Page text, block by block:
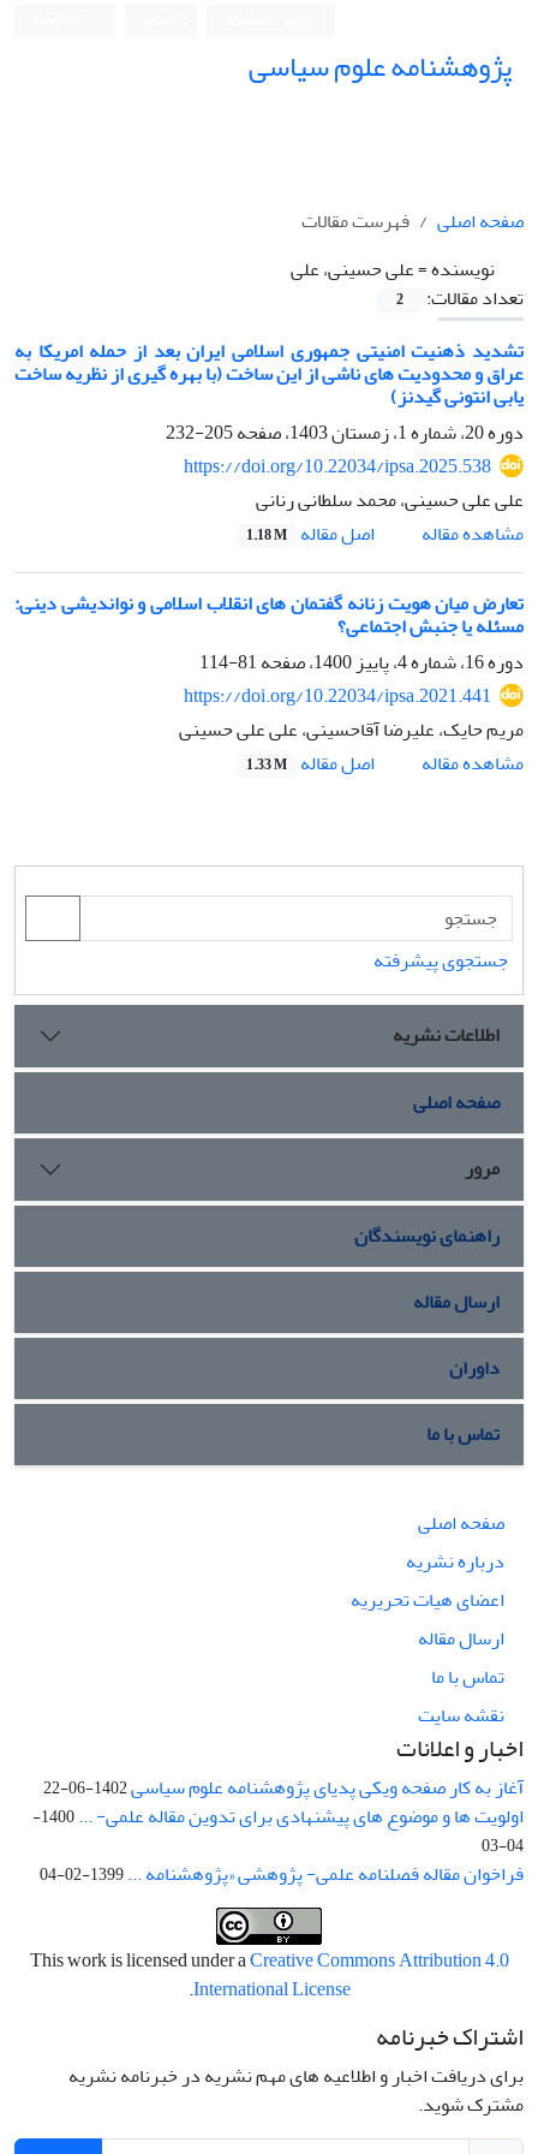
پژوهشنامه علوم سیاسی
صفحه اصلی
فهرست مقالات
نویسنده =علی حسینی، علی
تعداد مقالات:
2
تشدید ذهنیت امنیتی جمهوری اسلامی ایران بعد از حمله امریکا به
عراق و محدودیت های ناشی از این ساخت (با بهره گیری از نظریه ساخت
یابی انتونی گیدنز)
دوره 20، شماره 1، زمستان 1403، صفحه
205-232
https://doi.org/10.22034/ipsa.2025.538
علی علی حسینی، محمد سلطانی رنانی
مشاهده مقاله
اصل مقاله 1.18 M
تعارض میان هویت زنانه گفتمان های انقلاب اسلامی و نواندیشی دینی:
مسئله یا جنبش اجتماعی؟
دوره 16، شماره 4، پاییز 1400، صفحه
81-114
https://doi.org/10.22034/ipsa.2021.441
مریم حایک، علیرضا آقاحسینی، علی علی حسینی
مشاهده مقاله
اصل مقاله 1.33 M
جستجوی پیشرفته
اطلاعات نشریه
صفحه اصلی
مرور
راهنمای نویسندگان
ارسال مقاله
داوران
تماس با ما
صفحه اصلی
درباره نشریه
اعضای هیات تحریریه
ارسال مقاله
تماس با ما
نقشه سایت
اخبار و اعلانات
آغاز به کار صفحه ویکی پدیای پژوهشنامه علوم سیاسی1402-06-22
اولویت ها و موضوع های پیشنهادی برای تدوین مقاله علمی- ...
1400-
04-03
فراخوان مقاله فصلنامه علمی- پژوهشی «پژوهشنامه ...1399-02-04
This work is licensed under aCreative Commons Attribution 4.0
International License
.
اشتراک خبرنامه
برای دریافت اخبار و اطلاعیه های مهم نشریه در خبرنامه نشریه
مشترک شوید.